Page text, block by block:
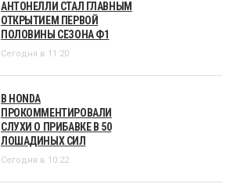
АНТОНЕЛЛИ СТАЛ ГЛАВНЫМ
ОТКРЫТИЕМ ПЕРВОЙ
ПОЛОВИНЫ СЕЗОНА Ф1
Сегодня в 11:20
В HONDA
ПРОКОММЕНТИРОВАЛИ
СЛУХИ О ПРИБАВКЕ В 50
ЛОШАДИНЫХ СИЛ
Сегодня в 10:22